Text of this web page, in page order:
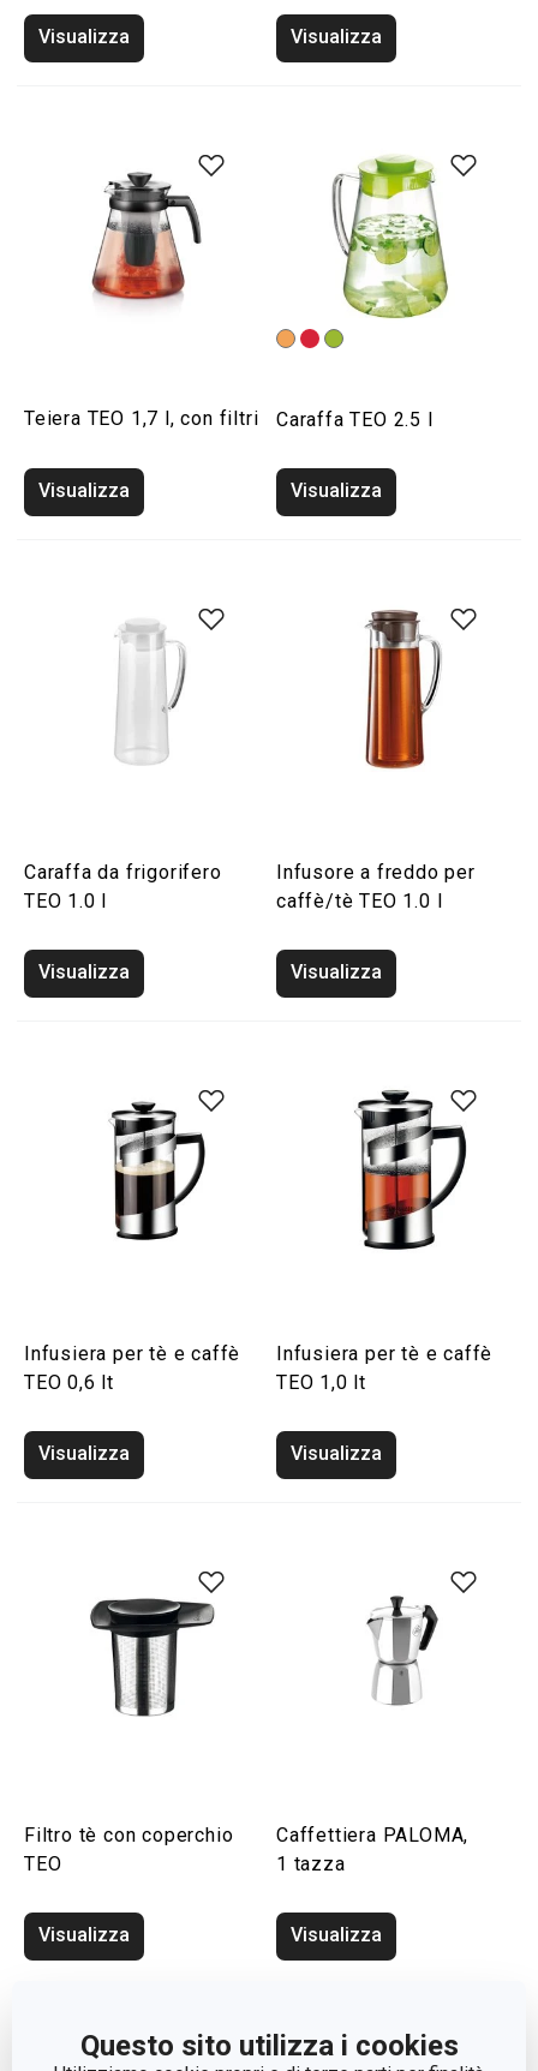
Questo sito utilizza i cookies
Visualizza Visualizza
Teiera TEO 1,7 l, con filtri
Visualizza
Caraffa TEO 2.5 l
Visualizza
Caraffa da frigorifero
TEO 1.0 l
Visualizza
Infusore a freddo per
caffè/tè TEO 1.0 l
Visualizza
Infusiera per tè e caffè
TEO 0,6 lt
Visualizza
Infusiera per tè e caffè
TEO 1,0 lt
Visualizza
Filtro tè con coperchio
TEO
Visualizza
Caffettiera PALOMA,
1 tazza
Visualizza